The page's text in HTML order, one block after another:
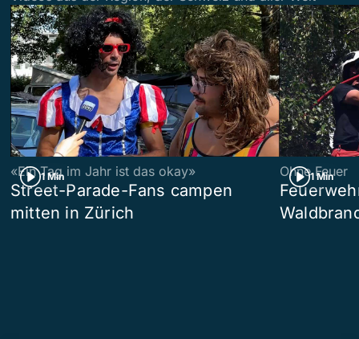
1 Min
«Ein Tag im Jahr ist das okay»
Street-Parade-Fans campen
mitten in Zürich
1 Min
Ohne Feuer